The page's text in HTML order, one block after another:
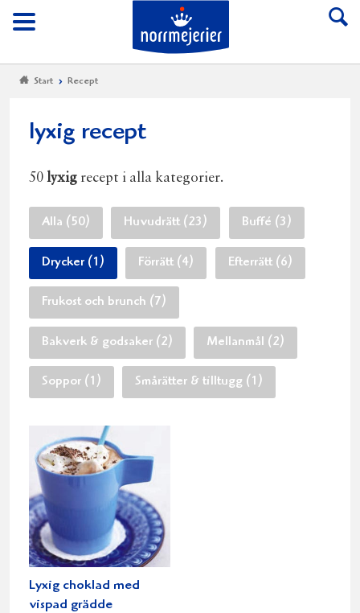
Meny
Till Norrmejerier
Start Recept
lyxig recept
50 lyxig recept i alla kategorier.
Alla (50) Huvudrätt (23) Buffé (3)
Drycker (1) Förrätt (4) Efterrätt (6)
Frukost och brunch (7)
Bakverk & godsaker (2) Mellanmål (2)
Soppor (1) Smårätter & tilltugg (1)
Lyxig choklad med
vispad grädde